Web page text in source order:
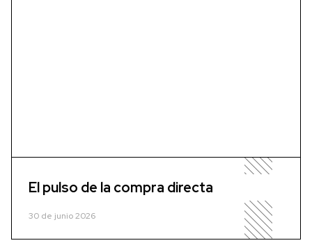
El pulso de la compra directa
30 de junio 2026